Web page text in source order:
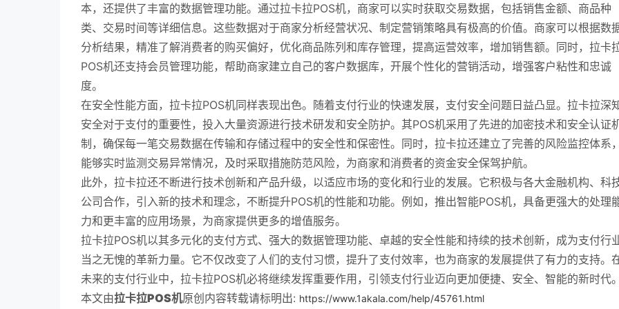
本，还提供了丰富的数据管理功能。通过拉卡拉POS机，商家可以实时获取交易数据，包括销售金额、商品种
类、交易时间等详细信息。这些数据对于商家分析经营状况、制定营销策略具有极高的价值。商家可以根据数
分析结果，精准了解消费者的购买偏好，优化商品陈列和库存管理，提高运营效率，增加销售额。同时，拉卡
POS机还支持会员管理功能，帮助商家建立自己的客户数据库，开展个性化的营销活动，增强客户粘性和忠诚
度。
在安全性能方面，拉卡拉POS机同样表现出色。随着支付行业的快速发展，支付安全问题日益凸显。拉卡拉深
安全对于支付的重要性，投入大量资源进行技术研发和安全防护。其POS机采用了先进的加密技术和安全认证
制，确保每一笔交易数据在传输和存储过程中的安全性和保密性。同时，拉卡拉还建立了完善的风险监控体系，
能够实时监测交易异常情况，及时采取措施防范风险，为商家和消费者的资金安全保驾护航。
此外，拉卡拉还不断进行技术创新和产品升级，以适应市场的变化和行业的发展。它积极与各大金融机构、科
公司合作，引入新的技术和理念，不断提升POS机的性能和功能。例如，推出智能POS机，具备更强大的处理
力和更丰富的应用场景，为商家提供更多的增值服务。
拉卡拉POS机以其多元化的支付方式、强大的数据管理功能、卓越的安全性能和持续的技术创新，成为支付行
当之无愧的革新力量。它不仅改变了人们的支付习惯，提升了支付效率，也为商家的发展提供了有力的支持。
未来的支付行业中，拉卡拉POS机必将继续发挥重要作用，引领支付行业迈向更加便捷、安全、智能的新时代。
本文由拉卡拉POS机原创内容转载请标明出: https://www.1akala.com/help/45761.html